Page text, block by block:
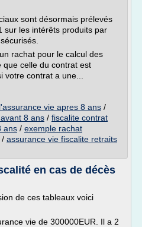
sont désormais prélevés
sur les intérêts produits par
rachat pour le calcul des
que celle du contrat est
contrat a une...
vie apres 8 ans /
8 ans / fiscalite contrat
ans / exemple rachat
/ assurance vie fiscalite retraits
en cas de décès
de ces tableaux voici
vie de 300000EUR. Il a 2